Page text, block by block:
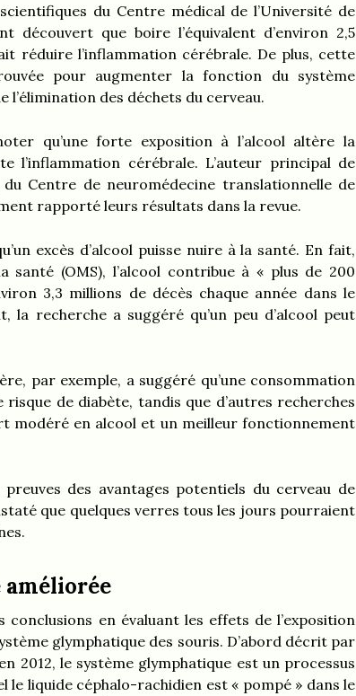
du Centre médical de l’Université de
découvert que boire l’équivalent d’environ 2,5
réduire l’inflammation cérébrale. De plus, cette
pour augmenter la fonction du système
l’élimination des déchets du cerveau.
qu’une forte exposition à l’alcool altère la
l’inflammation cérébrale. L’auteur principal de
Centre de neuromédecine translationnelle de
rapporté leurs résultats dans la revue.
excès d’alcool puisse nuire à la santé. En fait,
santé (OMS), l’alcool contribue à « plus de 200
3,3 millions de décès chaque année dans le
la recherche a suggéré qu’un peu d’alcool peut
par exemple, a suggéré qu’une consommation
de diabète, tandis que d’autres recherches
modéré en alcool et un meilleur fonctionnement
des avantages potentiels du cerveau de
que quelques verres tous les jours pourraient
en évaluant les effets de l’exposition
glymphatique des souris. D’abord décrit par
2012, le système glymphatique est un processus
le liquide céphalo-rachidien est « pompé » dans le